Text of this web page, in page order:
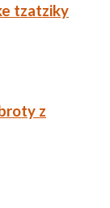
tzatziky
z